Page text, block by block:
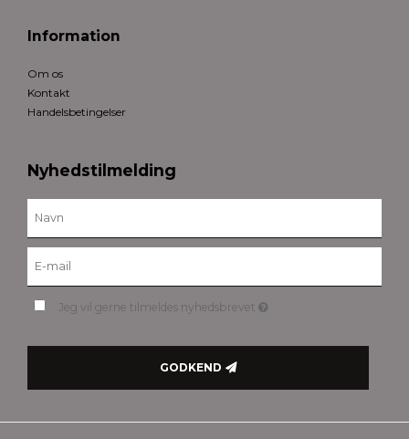
Information
Om os
Kontakt
Handelsbetingelser
Nyhedstilmelding
Jeg vil gerne tilmeldes nyhedsbrevet
GODKEND